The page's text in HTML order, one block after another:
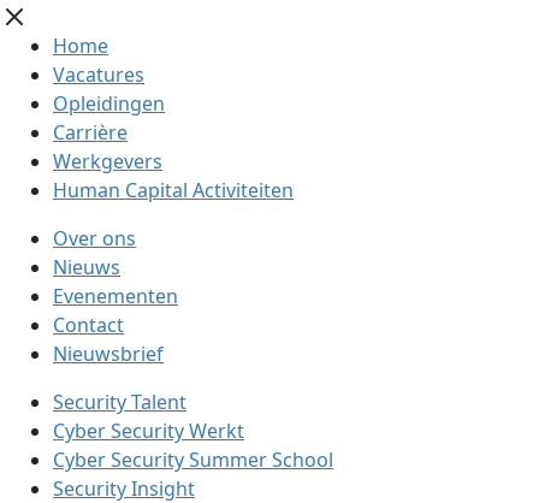
Home
Vacatures
Opleidingen
Carrière
Werkgevers
Human Capital Activiteiten
Over ons
Nieuws
Evenementen
Contact
Nieuwsbrief
Security Talent
Cyber Security Werkt
Cyber Security Summer School
Security Insight